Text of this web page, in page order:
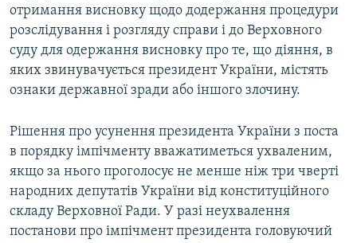
отримання висновку щодо додержання процедури
розслідування і розгляду справи і до Верховного
суду для одержання висновку про те, що діяння, в
яких звинувачується президент України, містять
ознаки державної зради або іншого злочину.
Рішення про усунення президента України з поста
в порядку імпічменту вважатиметься ухваленим,
якщо за нього проголосує не менше ніж три чверті
народних депутатів України від конституційного
складу Верховної Ради. У разі неухвалення
постанови про імпічмент президента головуючий